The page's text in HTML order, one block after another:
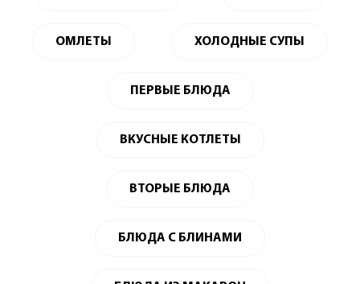
ОМЛЕТЫ ХОЛОДНЫЕ СУПЫ
ПЕРВЫЕ БЛЮДА
ВКУСНЫЕ КОТЛЕТЫ
ВТОРЫЕ БЛЮДА
БЛЮДА С БЛИНАМИ